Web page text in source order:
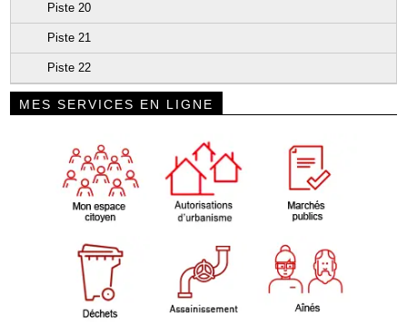
Piste 20
Piste 21
Piste 22
MES SERVICES EN LIGNE